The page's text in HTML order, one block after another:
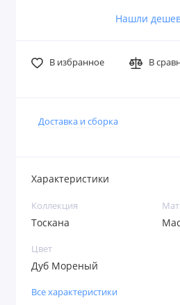
Нашли
В избранное В
Доставка и сборка
Характеристики
Коллекция
Тоскана
Цвет
Дуб Мореный
Все характеристики